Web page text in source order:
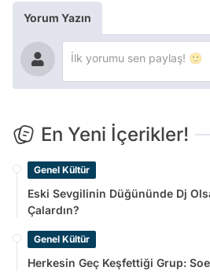
Yorum Yazın
En Yeni İçerikler!
Genel Kültür
Eski Sevgilinin Düğününde Dj
Çalardın?
Genel Kültür
Herkesin Geç Keşfettiği Grup: